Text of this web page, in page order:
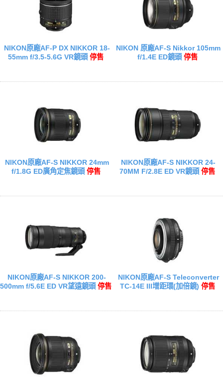
NIKON原廠AF-P DX NIKKOR 18-
55mm f/3.5-5.6G VR鏡頭 停售
NIKON 原廠AF-S Nikkor 105mm
f/1.4E ED鏡頭 停售
NIKON原廠AF-S NIKKOR 24mm
f/1.8G ED廣角定焦鏡頭 停售
NIKON原廠AF-S NIKKOR 24-
70MM F/2.8E ED VR鏡頭 停售
NIKON原廠AF-S NIKKOR 200-
500mm f/5.6E ED VR望遠鏡頭 停售
NIKON原廠AF-S Teleconverter
TC-14E III增距環(加倍鏡) 停售